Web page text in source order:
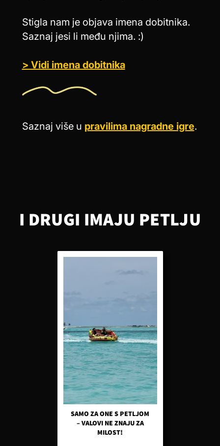
Stigla nam je objava imena dobitnika.
Saznaj jesi li među njima. :)
> Vidi imena dobitnika
Saznaj više u pravilima nagradne igre.
I DRUGI IMAJU PETLJU
SAMO ZA ONE S PETLJOM
– VALOVI NE ZNAJU ZA
MILOST!